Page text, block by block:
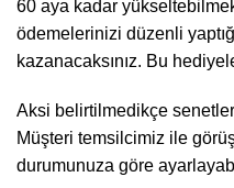
60 aya kadar
ödemelerinizi düzenli
kazanacaksınız. Bu
Aksi belirtilmedikçe senetler
Müşteri temsilcimiz ile
durumunuza göre